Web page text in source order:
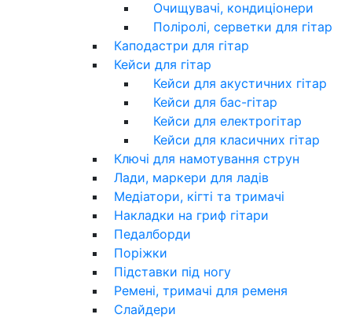
Очищувачі, кондиціонери
Поліролі, серветки для гітар
Каподастри для гітар
Кейси для гітар
Кейси для акустичних гітар
Кейси для бас-гітар
Кейси для електрогітар
Кейси для класичних гітар
Ключі для намотування струн
Лади, маркери для ладів
Медіатори, кігті та тримачі
Накладки на гриф гітари
Педалборди
Поріжки
Підставки під ногу
Ремені, тримачі для ременя
Слайдери